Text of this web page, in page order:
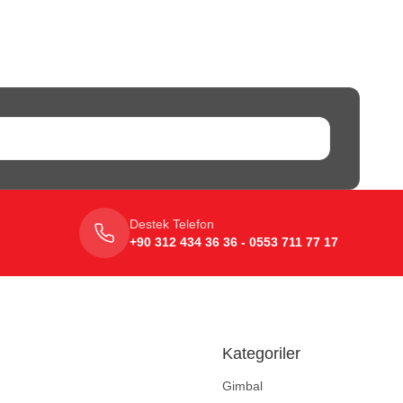
Destek Telefon
+90 312 434 36 36 - 0553 711 77 17
Kategoriler
Gimbal